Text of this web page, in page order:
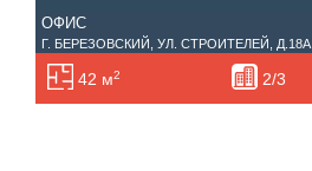
ОФИС
Г. БЕРЕЗОВСКИЙ, УЛ. СТРОИТЕЛЕЙ, Д.18А
42 м2 2/3